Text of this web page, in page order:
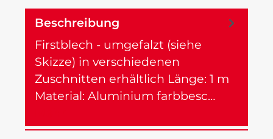
Beschreibung
Firstblech - umgefalzt (siehe
Skizze) in verschiedenen
Zuschnitten erhältlich Länge: 1 m
Material: Aluminium farbbesc…